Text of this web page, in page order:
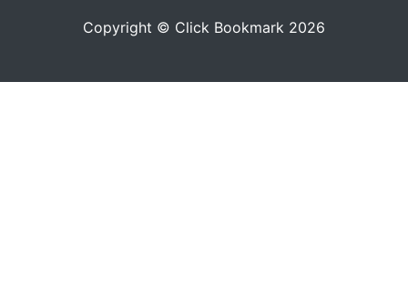
Copyright © Click Bookmark 2026